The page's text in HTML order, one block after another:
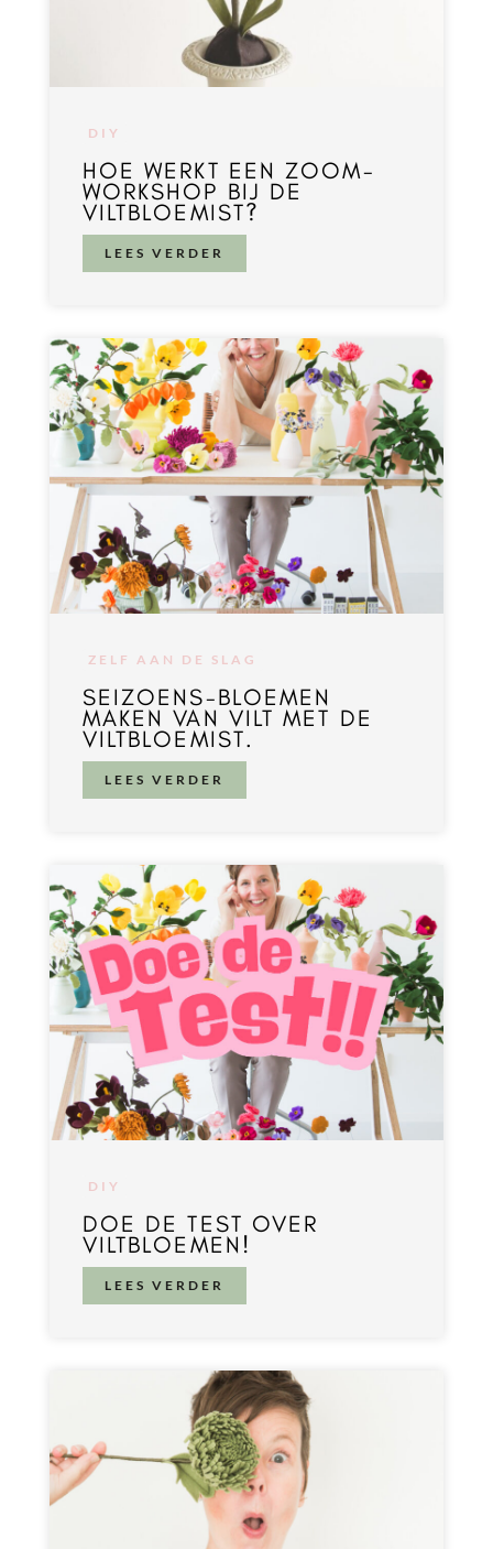
DIY
HOE WERKT EEN ZOOM-
WORKSHOP BIJ DE
VILTBLOEMIST?
LEES VERDER
ZELF AAN DE SLAG
SEIZOENS-BLOEMEN
MAKEN VAN VILT MET DE
VILTBLOEMIST.
LEES VERDER
DIY
DOE DE TEST OVER
VILTBLOEMEN!
LEES VERDER